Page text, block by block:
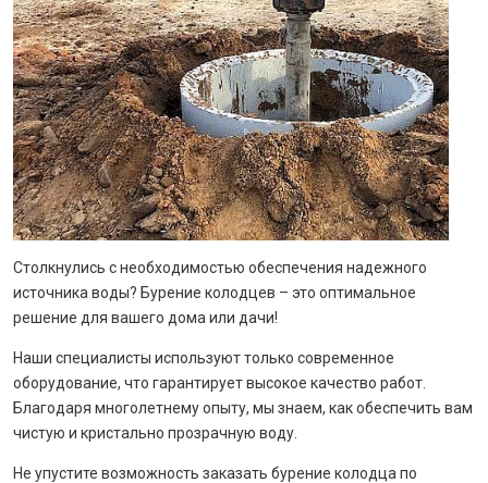
Столкнулись с необходимостью обеспечения надежного
источника воды? Бурение колодцев – это оптимальное
решение для вашего дома или дачи!
Наши специалисты используют только современное
оборудование, что гарантирует высокое качество работ.
Благодаря многолетнему опыту, мы знаем, как обеспечить вам
чистую и кристально прозрачную воду.
Не упустите возможность заказать бурение колодца по